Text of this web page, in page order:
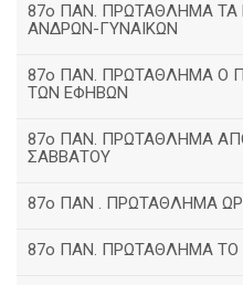
87ο ΠΑΝ. ΠΡΩΤΑΘΛΗΜΑ ΤΑ
ΑΝΔΡΩΝ-ΓΥΝΑΙΚΩΝ
87ο ΠΑΝ. ΠΡΩΤΑΘΛΗΜΑ Ο
ΤΩΝ ΕΦΗΒΩΝ
87ο ΠΑΝ. ΠΡΩΤΑΘΛΗΜΑ
ΣΑΒΒΑΤΟΥ
87ο ΠΑΝ . ΠΡΩΤΑΘΛΗΜΑ
87ο ΠΑΝ. ΠΡΩΤΑΘΛΗΜΑ ΤΟ